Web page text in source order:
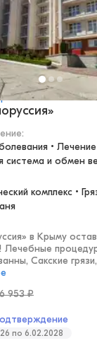
:
•
система и обмен
комплекс •
в Крыму
Лечебные
Сакские
953 ₽
по 6.02.2028